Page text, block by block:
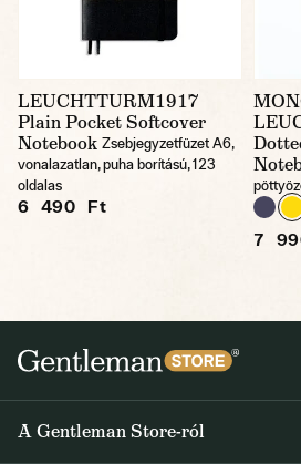
LEUCHTTURM1917
Plain Pocket Softcover
Notebook Zsebjegyzetfüzet A6,
vonalazatlan, puha borítású, 123
oldalas
6 490 Ft
7
A Gentleman Store-ról